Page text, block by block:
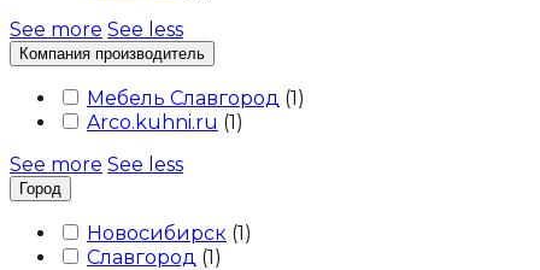
See more See less
Компания производитель
Мебель Славгород (1)
Arco.kuhni.ru (1)
See more See less
Город
Новосибирск (1)
Славгород (1)